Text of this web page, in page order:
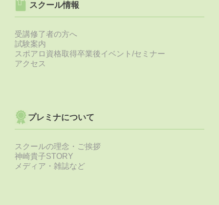
スクール情報
受講修了者の方へ
試験案内
スポアロ資格取得卒業後イベント/セミナー
アクセス
プレミナについて
スクールの理念・ご挨拶
神崎貴子STORY
メディア・雑誌など